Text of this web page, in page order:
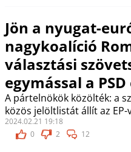
Jön a nyugat-
nagykoalíció
választási
egymással a PSD
A pártelnökök közölték: a
közös jelöltlistát állít az EP-
2024.02.21 19:18
0
2 12